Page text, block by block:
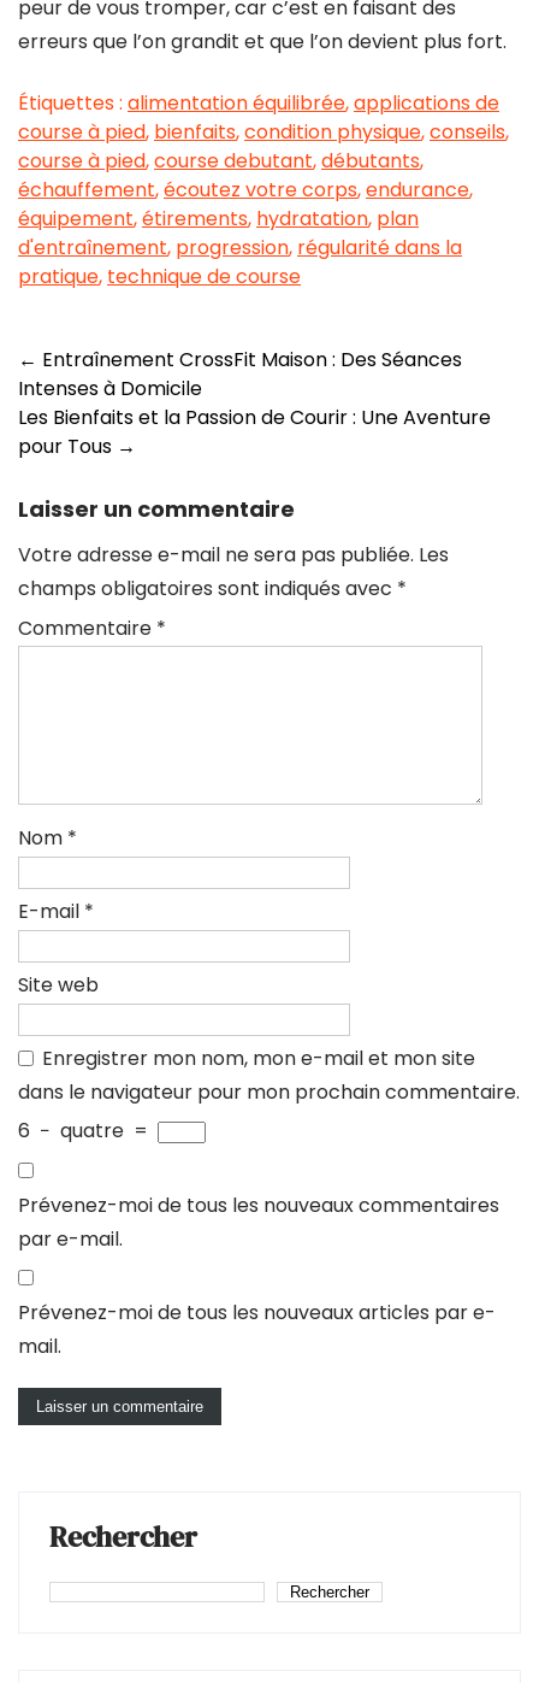
peur de vous tromper, car c’est en faisant des
erreurs que l’on grandit et que l’on devient plus fort.
Étiquettes : alimentation équilibrée,applications de
course à pied, bienfaits,condition physique,conseils,
course à pied,course debutant,débutants,
échauffement,écoutez votre corps,endurance,
équipement,étirements, hydratation, plan
d'entraînement, progression, régularité dans la
pratique, technique de course
Navigation
des
articles
← Entraînement CrossFit Maison : Des Séances
Intenses à Domicile
Les Bienfaits et la Passion de Courir : Une Aventure
pour Tous →
Laisser un commentaire
Votre adresse e-mail ne sera pas publiée. Les
champs obligatoires sont indiqués avec *
Commentaire *
Nom *
E-mail *
Site web
Enregistrer mon nom, mon e-mail et mon site
dans le navigateur pour mon prochain commentaire.
6 − quatre =
Prévenez-moi de tous les nouveaux commentaires
par e-mail.
Prévenez-moi de tous les nouveaux articles par e-
mail.
Rechercher
Rechercher